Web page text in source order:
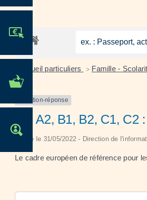
MES DÉMARCHES
Accueil particuliers > Famille -
Question-réponse
A1, A2, B1, B2, C1,
Vérifié le 31/05/2022 - Direction de
Le cadre européen de référence pour